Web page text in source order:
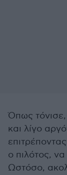
Όπως
και λίγο
ο πιλότος,
Ωστόσο,